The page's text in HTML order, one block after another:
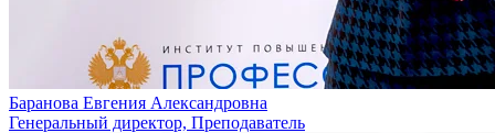
Баранова Евгения Александровна
Генеральный директор, Преподаватель